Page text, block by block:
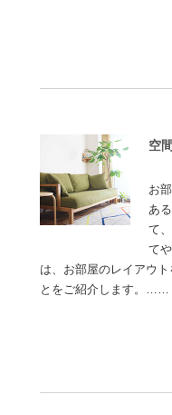
空
お
あ
て
て
は、お部屋のレイアウ
とをご紹介します。……